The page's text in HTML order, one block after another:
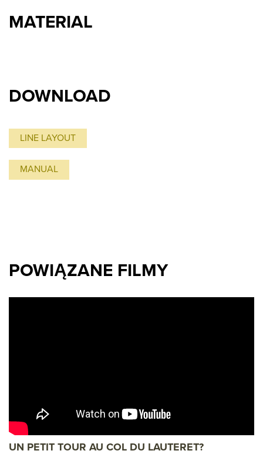
MATERIAL
DOWNLOAD
LINE LAYOUT
MANUAL
POWIĄZANE FILMY
UN PETIT TOUR AU COL DU LAUTERET?